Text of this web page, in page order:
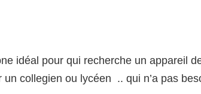
idéal pour qui recherche un appareil
collegien ou lycéen .. qui n’a pas